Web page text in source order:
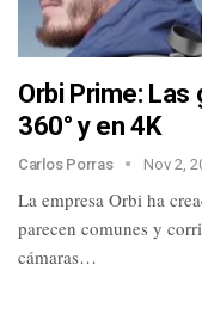
Orbi Prime:
360° y en 4K
Carlos Porras Nov 2,
La empresa Orbi ha
parecen comunes y
cámaras…